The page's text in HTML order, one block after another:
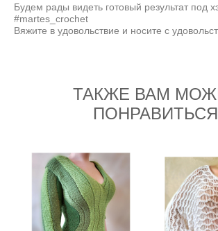
Будем рады видеть готовый результат под
#martes_crochet
Вяжите в удовольствие и носите с
ТАКЖЕ ВАМ
ПОНРАВИТЬСЯ